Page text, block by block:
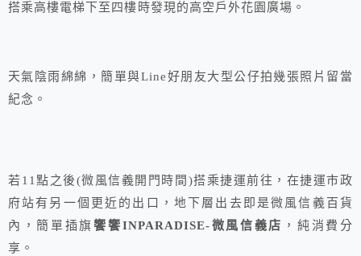
搭乘高樓電梯下至四樓時發現的高空戶外花園廣場。
天氣陰雨綿綿，簡單與Line好朋友大型公仔拍幾張照片留當
紀念。
若11點之後(微風信義開門時間)搭乘捷運前往，在捷運市政
府站有另一個更近的出口，地下層出去即是微風信義百貨
內，簡單插旗饗饗INPARADISE-微風信義店 ，純消費分
享。